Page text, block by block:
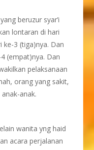
beruzur syar’i
lontaran di hari
ke-3 (tiga)nya. Dan
(empat)nya. Dan
pelaksanaan
orang yang sakit,
anak.
wanita yng haid
acara perjalanan